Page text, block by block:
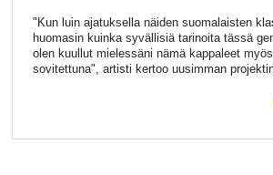
"Kun luin ajatuksella näiden suomalaisten
huomasin kuinka syvällisiä tarinoita tässä
olen kuullut mielessäni nämä kappaleet
sovitettuna", artisti kertoo uusimman